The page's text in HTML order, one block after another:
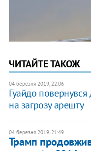
ЧИТАЙТЕ ТАКОЖ
04 березня 2019, 22:06
Гуайдо
на загрозу арешту
04 березня 2019, 21:49
Трамп продовжив